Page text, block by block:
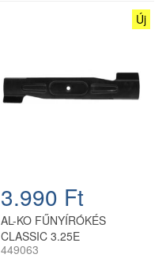
Új
3.990 Ft
AL-KO FŰNYÍRÓKÉS
CLASSIC 3.25E
449063